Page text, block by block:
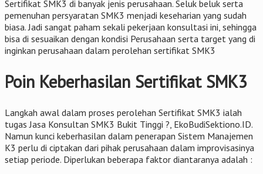
Sertifikat SMK3 di banyak jenis perusahaan. Seluk beluk serta
pemenuhan persyaratan SMK3 menjadi keseharian yang sudah
biasa. Jadi sangat paham sekali pekerjaan konsultasi ini, sehingga
bisa di sesuaikan dengan kondisi Perusahaan serta target yang di
inginkan perusahaan dalam perolehan sertifikat SMK3
Poin Keberhasilan Sertifikat SMK3
Langkah awal dalam proses perolehan Sertifikat SMK3 ialah
tugas Jasa Konsultan SMK3 Bukit Tinggi ?, EkoBudiSektiono.ID.
Namun kunci keberhasilan dalam penerapan Sistem Manajemen
K3 perlu di ciptakan dari pihak perusahaan dalam improvisasinya
setiap periode. Diperlukan beberapa faktor diantaranya adalah :